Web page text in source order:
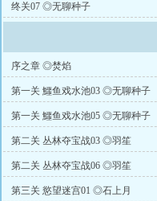
终关07 ◎无聊种子
序之章 ◎焚焰
第一关 鱷鱼戏水池03 ◎无聊种子
第一关 鱷鱼戏水池05 ◎无聊种子
第二关 丛林夺宝战03 ◎羽笙
第二关 丛林夺宝战06 ◎羽笙
第三关 慾望迷宫01 ◎石上月